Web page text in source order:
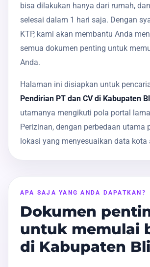
bisa dilakukan hanya dari rumah,
selesai dalam 1 hari saja. Dengan
KTP, kami akan membantu Anda
semua dokumen penting untuk
Anda.
Halaman ini disiapkan untuk
Pendirian PT dan CV di Kabupaten
utamanya mengikuti pola portal
Perizinan, dengan perbedaan utama
lokasi yang menyesuaikan data kota
APA SAJA YANG ANDA DAPATKAN?
Dokumen
untuk memulai
di Kabupaten